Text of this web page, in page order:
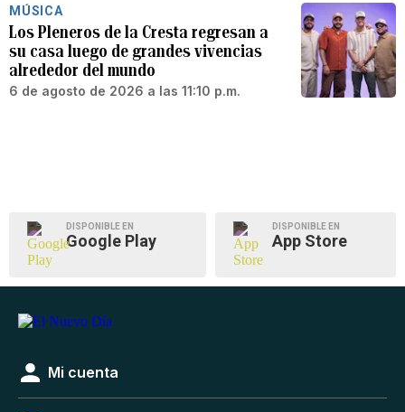
MÚSICA
Los Pleneros de la Cresta regresan a
su casa luego de grandes vivencias
alrededor del mundo
6 de agosto de 2026 a las 11:10 p.m.
DISPONIBLE EN
Google Play
DISPONIBLE EN
App Store
Mi cuenta